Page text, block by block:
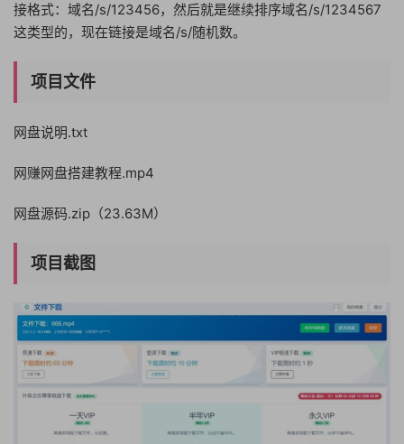
接格式：域名/s/123456，然后就是继续排序域名/s/1234567
这类型的，现在链接是域名/s/随机数。
项目文件
网盘说明.txt
网赚网盘搭建教程.mp4
网盘源码.zip（23.63M）
项目截图